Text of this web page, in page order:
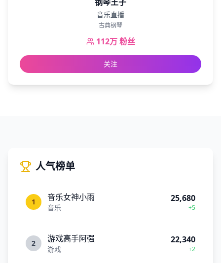
音乐直播
古典钢琴
112万粉丝
关注
人气榜单
1 音乐女神小雨
音乐
25,680
+5
2 游戏高手阿强
游戏
22,340
+2